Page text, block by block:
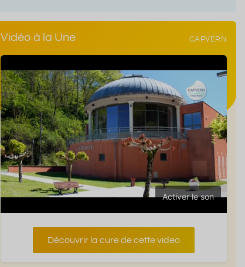
Vidéo à la Une CAPVERN
Activer le son
Découvrir la cure de cette video